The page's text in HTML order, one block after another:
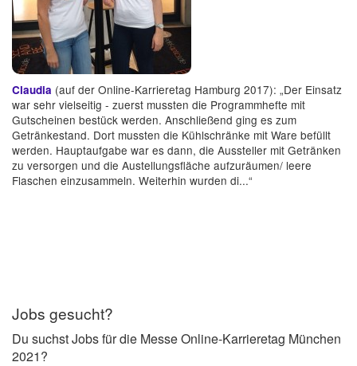
Claudia (auf der Online-Karrieretag Hamburg 2017): „Der Einsatz
war sehr vielseitig - zuerst mussten die Programmhefte mit
Gutscheinen bestück werden. Anschließend ging es zum
Getränkestand. Dort mussten die Kühlschränke mit Ware befüllt
werden. Hauptaufgabe war es dann, die Aussteller mit Getränken
zu versorgen und die Austellungsfläche aufzuräumen/ leere
Flaschen einzusammeln. Weiterhin wurden di...“
Jobs gesucht?
Du suchst Jobs für die Messe Online-Karrieretag München
2021?